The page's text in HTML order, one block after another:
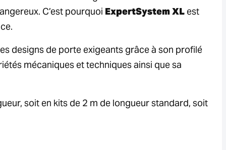
C’est pourquoi ExpertSystem XL est
designs de porte exigeants grâce à son profilé
mécaniques et techniques ainsi que sa
soit en kits de 2 m de longueur standard, soit